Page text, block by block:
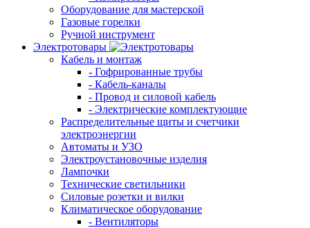
Оборудование для мастерской
Газовые горелки
Ручной инструмент
Электротовары
Кабель и монтаж
- Гофрированные трубы
- Кабель-каналы
- Провод и силовой кабель
- Электрические комплектующие
Распределительные щиты и счетчики
электроэнергии
Автоматы и УЗО
Электроустановочные изделия
Лампочки
Технические светильники
Силовые розетки и вилки
Климатическое оборудование
- Вентиляторы